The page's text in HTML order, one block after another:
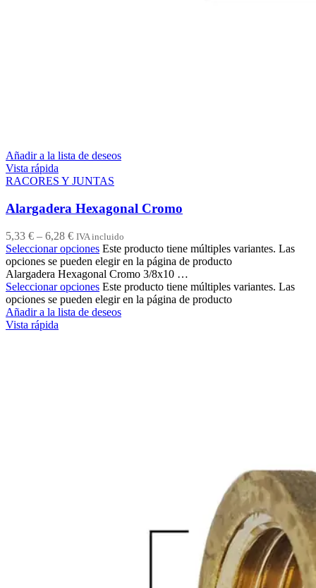
Añadir a la lista de deseos
Vista rápida
RACORES Y JUNTAS
Alargadera Hexagonal Cromo
5,33 € – 6,28 € IVA incluido
Seleccionar opciones Este producto tiene múltiples variantes. Las
opciones se pueden elegir en la página de producto
Alargadera Hexagonal Cromo 3/8x10 …
Seleccionar opciones Este producto tiene múltiples variantes. Las
opciones se pueden elegir en la página de producto
Añadir a la lista de deseos
Vista rápida